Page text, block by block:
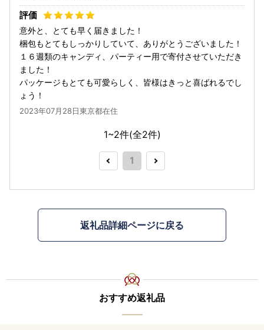
意外と、とても早く届きました！
梱包もとてもしっかりしていて、ありがとうございました！
１６週類のキャンディ、パーティー用で寄付させていただき
ました！
パッケージもとても可愛らしく、皆様はきっと喜ばれるでし
ょう！
2023年07月28日東京都在住
1~2件(全2件)
1
返礼品詳細ページに戻る
おすすめ返礼品